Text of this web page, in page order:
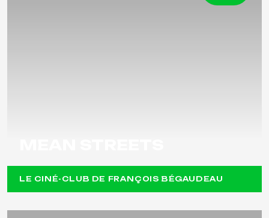
LE CINÉ-CLUB DE FRANÇOIS BÉGAUDEAU